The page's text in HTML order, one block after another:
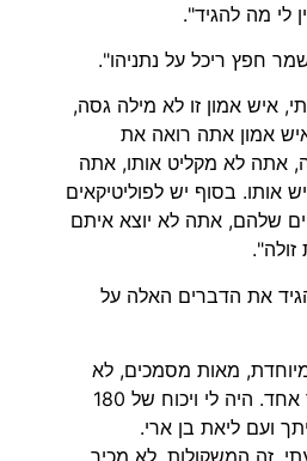
לי מה להגיד".
חפץ ריכל על נתניהו".
איש אמון זו לא מילה גסה,
אמון אתה רואה את
אתה לא מקליט אותו, אתה
אותו. בסוף יש לפוליטיקאים
שלהם, אתה לא יוצא איתם
זולה".
את הדברים האלה על
מיוחדת, מאות מסמכים, לא
הכחשתי אף מסמך אחד. היה לי ויכוח של 180
ועם ליאת בן ארי.